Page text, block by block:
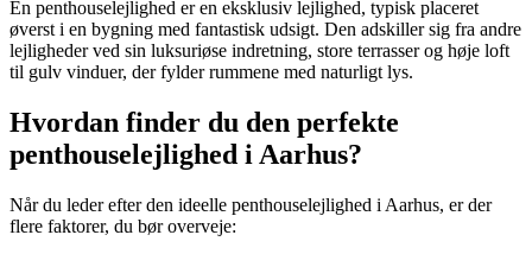
En penthouselejlighed er en eksklusiv lejlighed, typisk placeret
øverst i en bygning med fantastisk udsigt. Den adskiller sig fra andre
lejligheder ved sin luksuriøse indretning, store terrasser og høje loft
til gulv vinduer, der fylder rummene med naturligt lys.
Hvordan finder du den perfekte
penthouselejlighed i Aarhus?
Når du leder efter den ideelle penthouselejlighed i Aarhus, er der
flere faktorer, du bør overveje: